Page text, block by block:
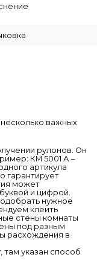
важных
рулонов. Он
КМ 5001 А –
артикула
гарантирует
может
и цифрой.
нужное
клеить
стены комнаты
под разным
расхождения в
там указан способ